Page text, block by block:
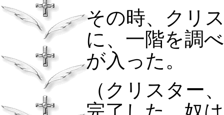
その時、クリ
に、一階を調
が入った。
（クリスター